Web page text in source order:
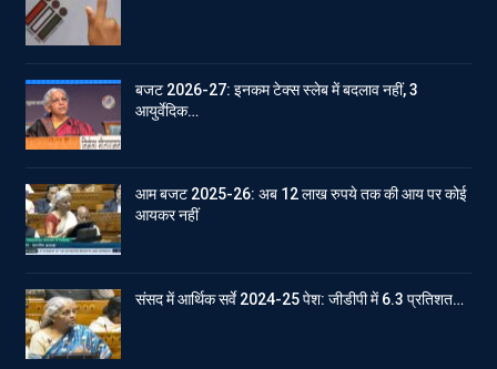
बजट 2026-27: इनकम टेक्स स्लेब में बदलाव नहीं, 3
आयुर्वेदिक…
आम बजट 2025-26: अब 12 लाख रुपये तक की आय पर कोई
आयकर नहीं
संसद में आर्थिक सर्वे 2024-25 पेश: जीडीपी में 6.3 प्रतिशत…